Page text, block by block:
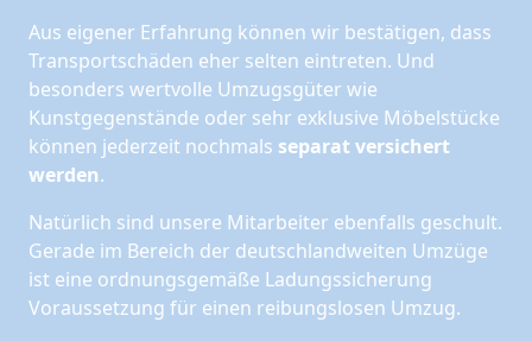
Aus eigener Erfahrung können wir bestätigen, dass
Transportschäden eher selten eintreten. Und
besonders wertvolle Umzugsgüter wie
Kunstgegenstände oder sehr exklusive Möbelstücke
können jederzeit nochmals separat versichert
werden.
Natürlich sind unsere Mitarbeiter ebenfalls geschult.
Gerade im Bereich der deutschlandweiten Umzüge
ist eine ordnungsgemäße Ladungssicherung
Voraussetzung für einen reibungslosen Umzug.